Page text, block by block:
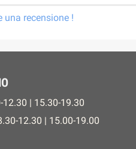
una recensione !
12.30 | 15.30-19.30
12.30 | 15.00-19.00